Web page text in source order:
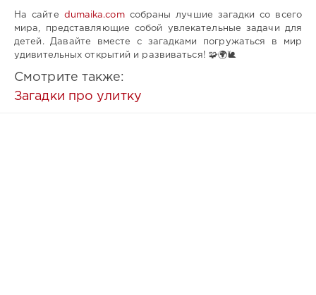
На сайте dumaika.comсобраны лучшие загадки со всего
мира, представляющие собой увлекательные задачи для
детей. Давайте вместе с загадками погружаться в мир
удивительных открытий и развиваться! 🧩🌍🐌
Смотрите также:
Загадки про улитку